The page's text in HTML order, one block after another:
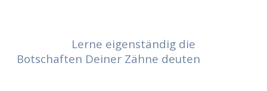
Lerne eigenständig die
Botschaften Deiner Zähne deuten